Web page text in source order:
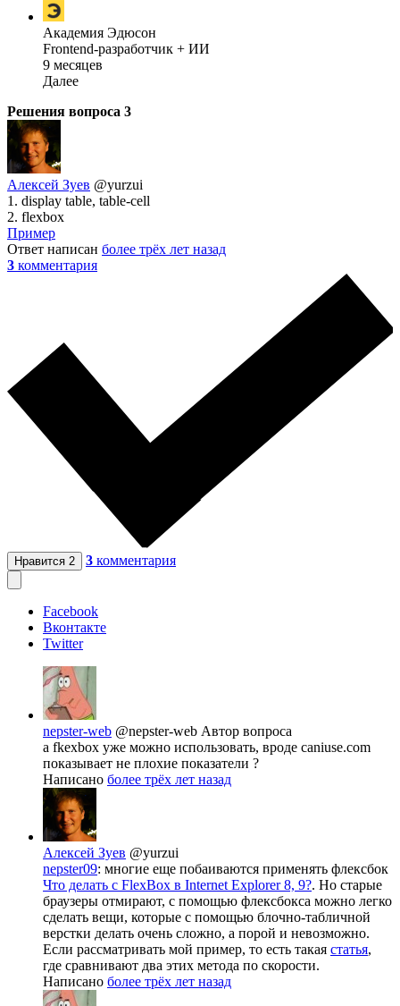
Академия Эдюсон
Frontend-разработчик + ИИ
9 месяцев
Далее
Решения вопроса 3
Алексей Зуев @yurzui
1. display table, table-cell
2. flexbox
Пример
Ответ написан более трёх лет назад
3 комментария
Нравится 2 3 комментария
Facebook
Вконтакте
Twitter
nepster-web @nepster-web Автор вопроса
а fkexbox уже можно использовать, вроде caniuse.com
показывает не плохие показатели ?
Написано более трёх лет назад
Алексей Зуев @yurzui
nepster09: многие еще побаиваются применять флексбок
Что делать с FlexBox в Internet Explorer 8, 9?. Но старые
браузеры отмирают, с помощью флексбокса можно легко
сделать вещи, которые с помощью блочно-табличной
верстки делать очень сложно, а порой и невозможно.
Если рассматривать мой пример, то есть такая статья,
где сравнивают два этих метода по скорости.
Написано более трёх лет назад